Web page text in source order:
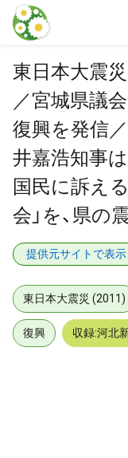
本文に飛ぶ
東日本大震
／宮城県議
復興を発信
井嘉浩知事
国民に訴え
会」を、県の
提供元サイトで表示
東日本大震災 (2011)
復興 収録:河北